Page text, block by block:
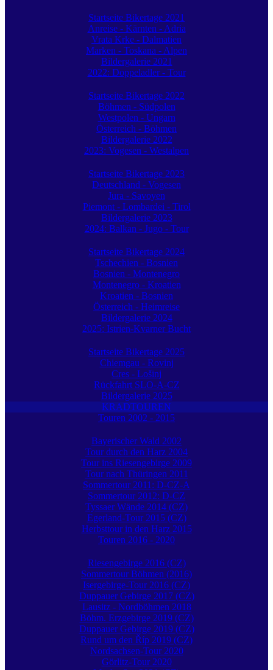
Startseite Bikertage 2021
Anreise - Kärnten - Adria
Vrata Krke - Dalmatien
Marken - Toskana - Alpen
Bildergalerie 2021
2022: Doppeladler - Tour
Startseite Bikertage 2022
Böhmen - Südpolen
Westpolen - Ungarn
Österreich - Böhmen
Bildergalerie 2022
2023: Vogesen - Westalpen
Startseite Bikertage 2023
Deutschland - Vogesen
Jura - Savoyen
Piemont - Lombardei - Tirol
Bildergalerie 2023
2024: Balkan - Jugo - Tour
Startseite Bikertage 2024
Tschechien - Bosnien
Bosnien - Montenegro
Montenegro - Kroatien
Kroatien - Bosnien
Österreich - Heimreise
Bildergalerie 2024
2025: Istrien-Kvarner Bucht
Startseite Bikertage 2025
Chiemgau - Rovinj
Cres - Lošinj
Rückfahrt SLO-A-CZ
Bildergalerie 2025
KRADTOUREN
Touren 2002 - 2015
Bayerischer Wald 2002
Tour durch den Harz 2004
Tour ins Riesengebirge 2009
Tour nach Thüringen 2011
Sommertour 2011: D-CZ-A
Sommertour 2012: D-CZ
Tyssaer Wände 2014 (CZ)
Egerland-Tour 2015 (CZ)
Herbsttour in den Harz 2015
Touren 2016 - 2020
Riesengebirge 2016 (CZ)
Sommertour Böhmen (2016)
Isergebirge-Tour 2016 (CZ)
Duppauer Gebirge 2017 (CZ)
Lausitz - Nordböhmen 2018
Böhm. Erzgebirge 2019 (CZ)
Duppauer Gebirge 2019 (CZ)
Rund um den Říp 2019 (CZ)
Nordsachsen-Tour 2020
Görlitz-Tour 2020